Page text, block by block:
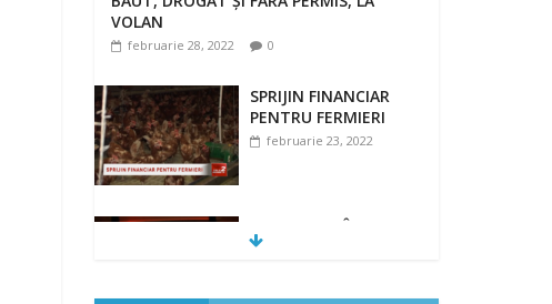
VOLAN
februarie 28, 2022 0
SPRIJIN FINANCIAR
PENTRU FERMIERI
februarie 23, 2022
„DRAGOSTE ÎN
FĂURAR”